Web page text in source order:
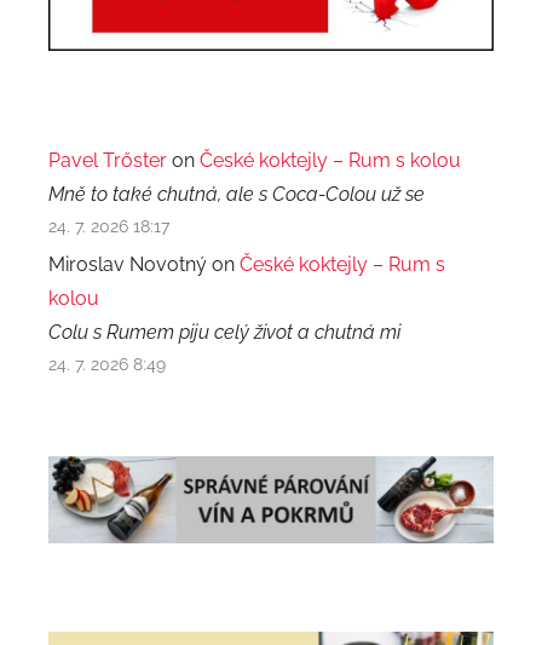
Pavel Trőster on České koktejly – Rum s kolou
Mně to také chutná, ale s Coca-Colou už se
24. 7. 2026 18:17
Miroslav Novotný on České koktejly – Rum s
kolou
Colu s Rumem piju celý život a chutná mi
24. 7. 2026 8:49